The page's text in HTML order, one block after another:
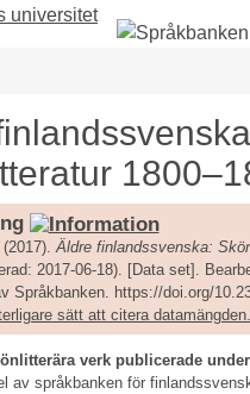
Äldre finlandssvenska:
2017-06-18). [Data set].
Språkbanken. https://doi.org/
sätt att citera datamängden.
verk publicerade under
av språkbanken för